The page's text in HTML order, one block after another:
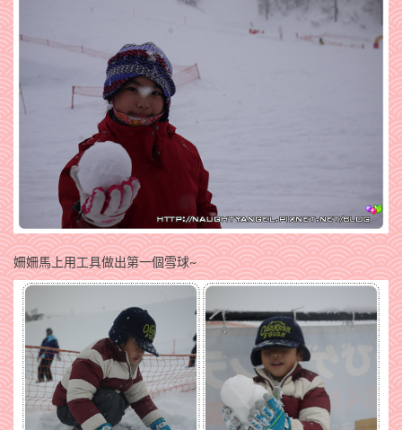
姍姍馬上用工具做出第一個雪球~